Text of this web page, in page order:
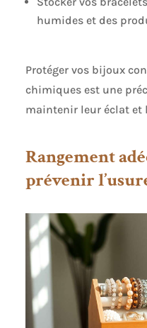
humides et des
Protéger vos bijoux
chimiques est une
maintenir leur éclat et
Rangement
prévenir